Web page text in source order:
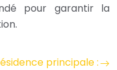
pour garantir la
principale :